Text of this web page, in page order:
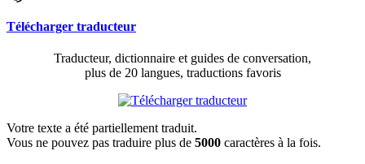
Télécharger traducteur
Traducteur, dictionnaire et guides de conversation,
plus de 20 langues, traductions favoris
Votre texte a été partiellement traduit.
Vous ne pouvez pas traduire plus de 5000 caractères à la fois.